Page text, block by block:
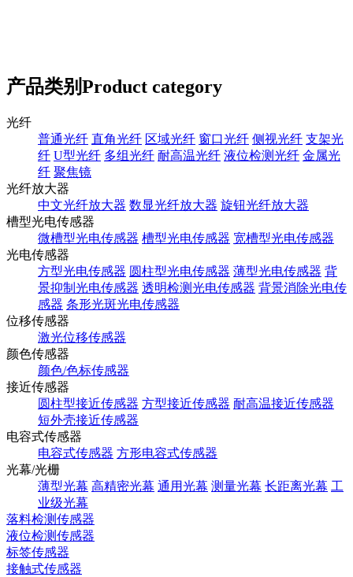
产品类别Product category
光纤
普通光纤 直角光纤 区域光纤 窗口光纤 侧视光纤 支架光
纤 U型光纤 多组光纤 耐高温光纤 液位检测光纤 金属光
纤 聚焦镜
光纤放大器
中文光纤放大器 数显光纤放大器 旋钮光纤放大器
槽型光电传感器
微槽型光电传感器 槽型光电传感器 宽槽型光电传感器
光电传感器
方型光电传感器 圆柱型光电传感器 薄型光电传感器 背
景抑制光电传感器 透明检测光电传感器 背景消除光电传
感器 条形光斑光电传感器
位移传感器
激光位移传感器
颜色传感器
颜色/色标传感器
接近传感器
圆柱型接近传感器 方型接近传感器 耐高温接近传感器
短外壳接近传感器
电容式传感器
电容式传感器 方形电容式传感器
光幕/光栅
薄型光幕 高精密光幕 通用光幕 测量光幕 长距离光幕 工
业级光幕
落料检测传感器
液位检测传感器
标签传感器
接触式传感器